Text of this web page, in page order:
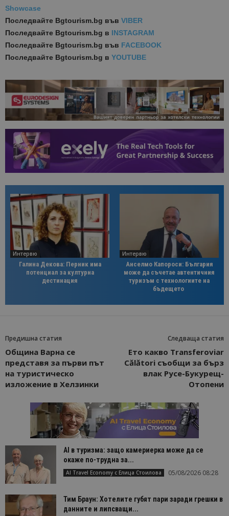
Showcase
Последвайте Bgtourism.bg във VIBER
Последвайте Bgtourism.bg в INSTAGRAM
Последвайте Bgtourism.bg във FACEBOOK
Последвайте Bgtourism.bg в YOUTUBE
Интервю
Галина Декова: Перник има
потенциал за културна
дестинация
Интервю
Анселмо Капороси: България
може да съчетае автентичния
туризъм с технологиите на
бъдещето
Предишна статия
Община Варна се
представя за първи път
на туристическо
изложение в Хелзинки
Следваща статия
Ето какво Transferoviar
Călători съобщи за бърз
влак Русе-Букурещ-
Отопени
AI в туризма: защо камериерка може да се
окаже по-трудна за...
AI Travel Economy с Елица Стоилова 05/08/2026 08:28
Тим Браун: Хотелите губят пари заради грешки в
данните и липсващи...